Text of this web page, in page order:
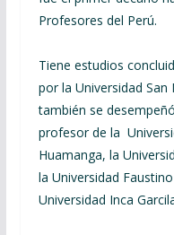
Profesores del Perú.
Tiene estudios
por la Universidad
también se
profesor de la
Huamanga, la
la Universidad
Universidad Inca